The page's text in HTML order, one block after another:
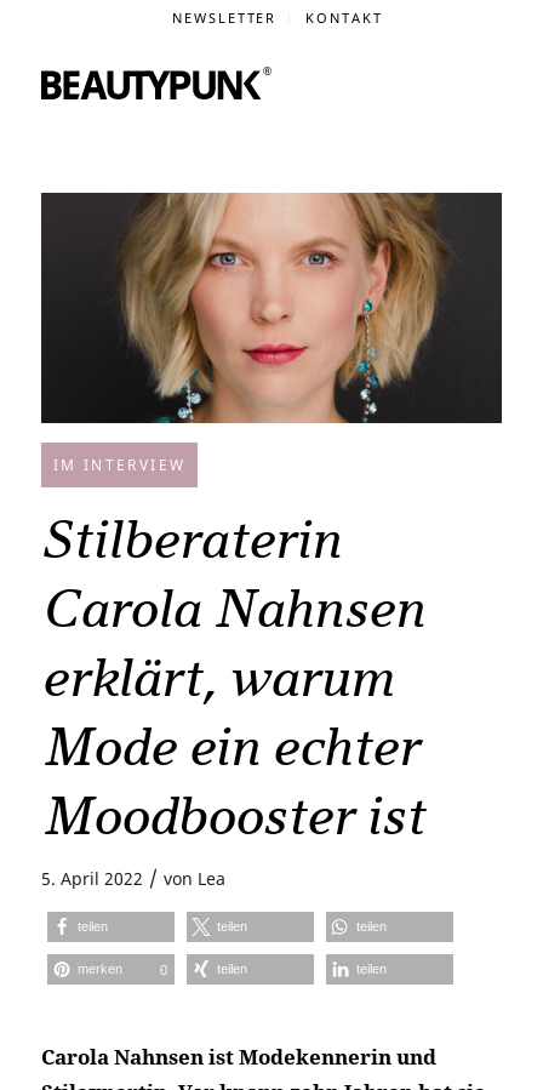
NEWSLETTER KONTAKT
IM INTERVIEW
Stilberaterin
Carola Nahnsen
erklärt, warum
Mode ein echter
Moodbooster ist
5. April 2022 / von Lea
teilen teilen teilen
merken 0 teilen teilen
Carola Nahnsen ist Modekennerin und